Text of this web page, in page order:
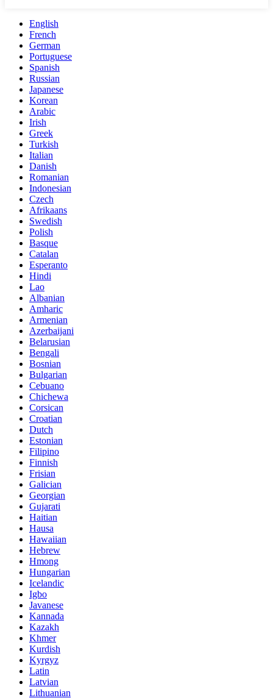
English
French
German
Portuguese
Spanish
Russian
Japanese
Korean
Arabic
Irish
Greek
Turkish
Italian
Danish
Romanian
Indonesian
Czech
Afrikaans
Swedish
Polish
Basque
Catalan
Esperanto
Hindi
Lao
Albanian
Amharic
Armenian
Azerbaijani
Belarusian
Bengali
Bosnian
Bulgarian
Cebuano
Chichewa
Corsican
Croatian
Dutch
Estonian
Filipino
Finnish
Frisian
Galician
Georgian
Gujarati
Haitian
Hausa
Hawaiian
Hebrew
Hmong
Hungarian
Icelandic
Igbo
Javanese
Kannada
Kazakh
Khmer
Kurdish
Kyrgyz
Latin
Latvian
Lithuanian